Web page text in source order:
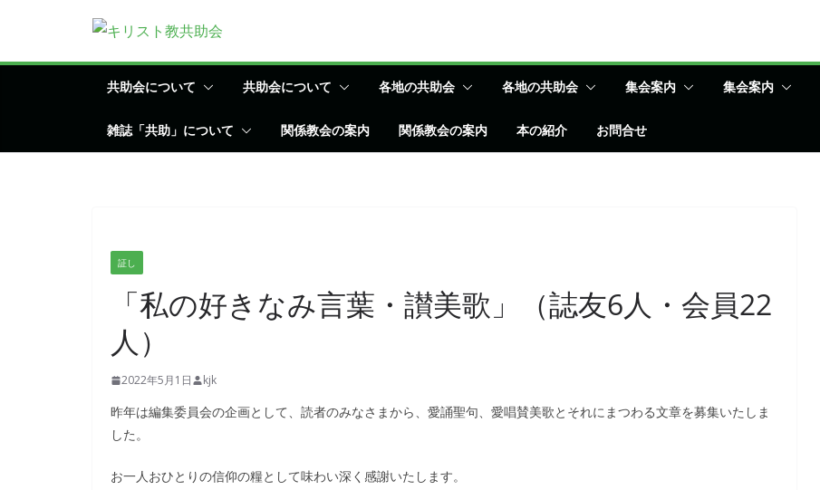
テ
共助会について 共助会について 各地の共助会 各地の共助会 集会案内 集会案内
雑誌「共助」について 関係教会の案内 関係教会の案内 本の紹介 お問合せ
証し
「私の好きなみ言葉・讃美歌」（誌友6人・会員22
人）
2022年5月1日 kjk
昨年は編集委員会の企画として、読者のみなさまから、愛誦聖句、愛唱賛美歌とそれにまつわる文章を募集いたしま
した。
お一人おひとりの信仰の糧として味わい深く感謝いたします。